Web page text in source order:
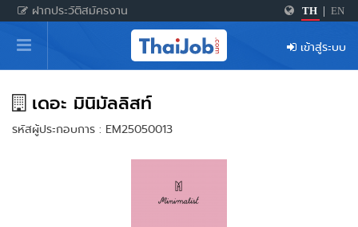
ฝากประวัติสมัครงาน TH EN
หน้าหลัก
ผู้สมัครงาน: เข้าสู่ระบบ
ฝากประวัติสมัครงาน
เกร็ดความรู้
เข้าสู่ระบบ
เดอะ มินิมัลลิสท์
รหัสผู้ประกอบการ : EM25050013